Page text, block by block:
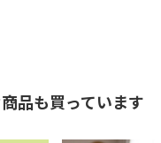
品も買っています